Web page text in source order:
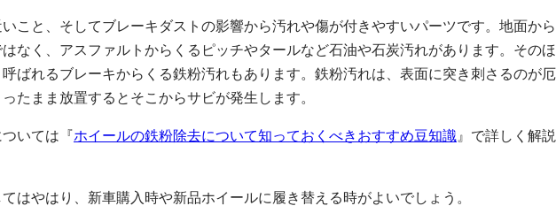
こと、そしてブレーキダストの影響から汚れや傷が付きやすいパーツです。地面から
なく、アスファルトからくるピッチやタールなど石油や石炭汚れがあります。そのほ
ばれるブレーキからくる鉄粉汚れもあります。鉄粉汚れは、表面に突き刺さるのが厄
たまま放置するとそこからサビが発生します。
いては『ホイールの鉄粉除去について知っておくべきおすすめ豆知識 』で詳しく解説
はやはり、新車購入時や新品ホイールに履き替える時がよいでしょう。